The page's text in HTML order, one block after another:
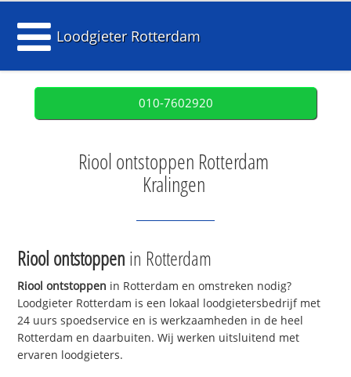
Loodgieter Rotterdam
010-7602920
Riool ontstoppen Rotterdam
Kralingen
Riool ontstoppen in Rotterdam
Riool ontstoppen in Rotterdam en omstreken nodig?
Loodgieter Rotterdam is een lokaal loodgietersbedrijf met
24 uurs spoedservice en is werkzaamheden in de heel
Rotterdam en daarbuiten. Wij werken uitsluitend met
ervaren loodgieters.